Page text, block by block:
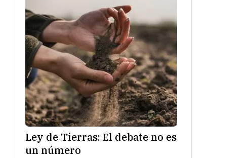
Ley de Tierras: El debate no es
un número